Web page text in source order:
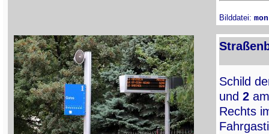
Bilddatei:
Schild
und 2
Rechts